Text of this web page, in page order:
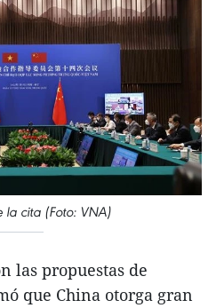
la cita (Foto: VNA)
las propuestas de
que China otorga gran